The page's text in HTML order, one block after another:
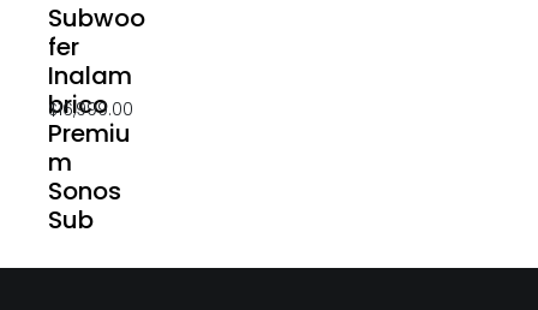
Subwoo
fer
Inalam
brico
Premiu
m
Sonos
Sub
$16,999.00